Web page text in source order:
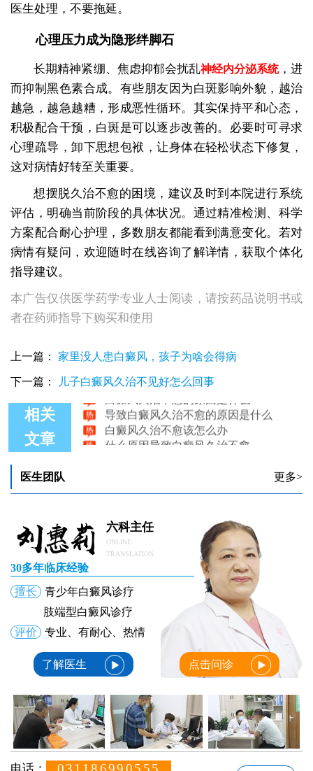
医生处理，不要拖延。
心理压力成为隐形绊脚石
长期精神紧绷、焦虑抑郁会扰乱神经内分泌系统，进
而抑制黑色素合成。有些朋友因为白斑影响外貌，越治
越急，越急越糟，形成恶性循环。其实保持平和心态，
积极配合干预，白斑是可以逐步改善的。必要时可寻求
心理疏导，卸下思想包袱，让身体在轻松状态下修复，
这对病情好转至关重要。
想摆脱久治不愈的困境，建议及时到本院进行系统
评估，明确当前阶段的具体状况。通过精准检测、科学
方案配合耐心护理，多数朋友都能看到满意变化。若对
病情有疑问，欢迎随时在线咨询了解详情，获取个体化
指导建议。
本广告仅供医学药学专业人士阅读，请按药品说明书或
者在药师指导下购买和使用
上一篇： 家里没人患白癜风，孩子为啥会得病
下一篇： 儿子白癜风久治不见好怎么回事
相关
文章
白癜风久治不愈的原因是什么
导致白癜风久治不愈的原因是什么
白癜风久治不愈该怎么办
什么原因导致白癜风久治不愈
白癜风久治不愈有原因
医生团队 更多>
六科主任
ONLINE
TRANSLATION
30多年临床经验
擅长
青少年白癜风诊疗
肢端型白癜风诊疗
评价
专业、有耐心、热情
了解医生 点击问诊